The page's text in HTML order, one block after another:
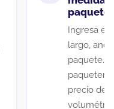
paquete
Ingresa el
largo,
paquete.
precio de